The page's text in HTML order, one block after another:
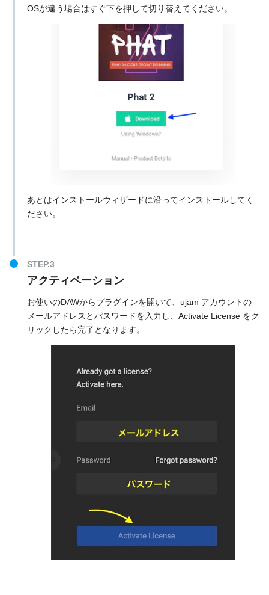
OSが違う場合はすぐ下を押して切り替えてください。
あとはインストールウィザードに沿ってインストールしてく
ださい。
アクティベーション
お使いのDAWからプラグインを開いて、ujam アカウントの
メールアドレスとパスワードを入力し、Activate License をク
リックしたら完了となります。